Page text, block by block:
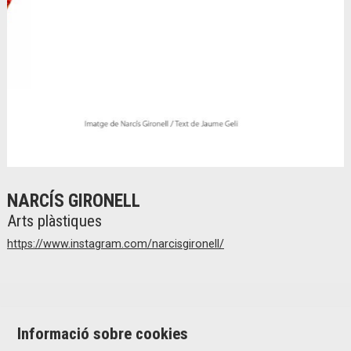
NARCÍS GIRONELL
Arts plàstiques
https://www.instagram.com/narcisgironell/
Informació sobre cookies